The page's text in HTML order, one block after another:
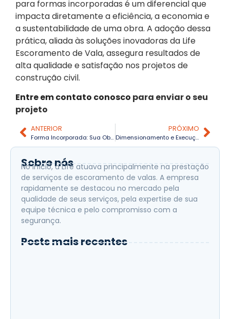
para formas incorporadas é um diferencial que
impacta diretamente a eficiência, a economia e
a sustentabilidade de uma obra. A adoção dessa
prática, aliada às soluções inovadoras da Life
Escoramento de Vala, assegura resultados de
alta qualidade e satisfação nos projetos de
construção civil.
Entre em contato conosco para enviar o seu
projeto
ANTERIOR
Forma Incorporada: Sua Obra Até 9 Vezes Mais Rápida e com Economia de 58,5%
PRÓXIMO
Dimensionamento e Execução do Escoramento de Valas: Guia Completo para Obras Seguras
Sobre nós
No início, a Life atuava principalmente na prestação
de serviços de escoramento de valas. A empresa
rapidamente se destacou no mercado pela
qualidade de seus serviços, pela expertise de sua
equipe técnica e pelo compromisso com a
segurança.
Posts mais recentes